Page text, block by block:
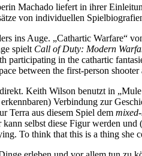
Machado liefert in ihrer
von individuellen
ins Auge. „Cathartic Warfare“
spielt Call of Duty: Modern
participating in the cathartic
between the first-person shooter
Keith Wilson benutzt in
Verbindung zur
Terra aus diesem Spiel dem
kann selbst diese Figur werden
To think that this is a thing she